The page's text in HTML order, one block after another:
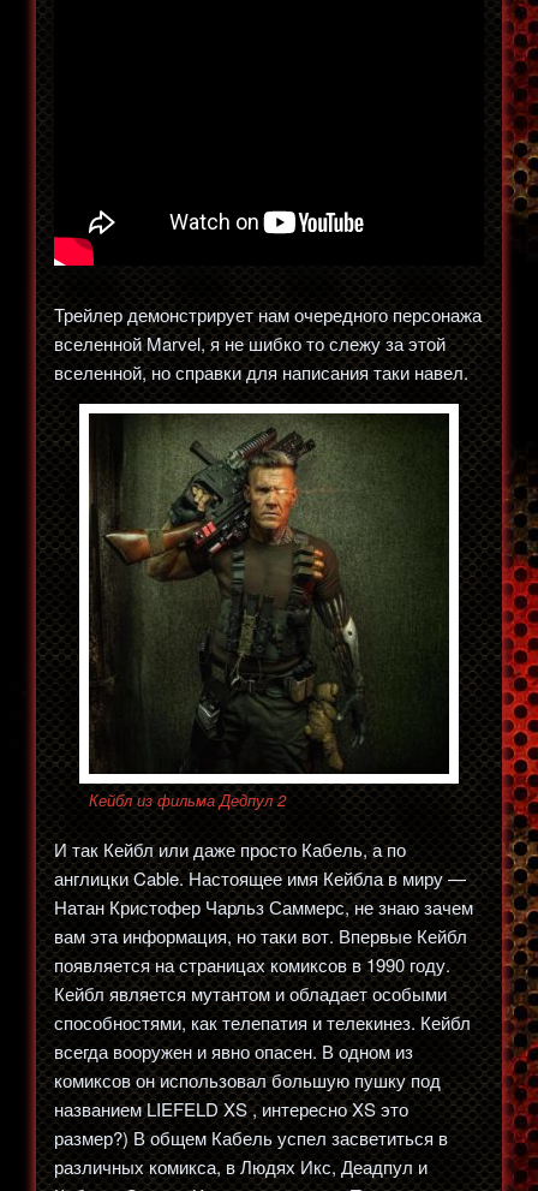
Трейлер демонстрирует нам очередного персонажа
вселенной Marvel, я не шибко то слежу за этой
вселенной, но справки для написания таки навел.
Кейбл из фильма Дедпул 2
И так Кейбл или даже просто Кабель, а по
англицки Cable. Настоящее имя Кейбла в миру —
Натан Кристофер Чарльз Саммерс, не знаю зачем
вам эта информация, но таки вот. Впервые Кейбл
появляется на страницах комиксов в 1990 году.
Кейбл является мутантом и обладает особыми
способностями, как телепатия и телекинез. Кейбл
всегда вооружен и явно опасен. В одном из
комиксов он использовал большую пушку под
названием LIEFELD XS , интересно XS это
размер?) В общем Кабель успел засветиться в
различных комикса, в Людях Икс, Деадпул и